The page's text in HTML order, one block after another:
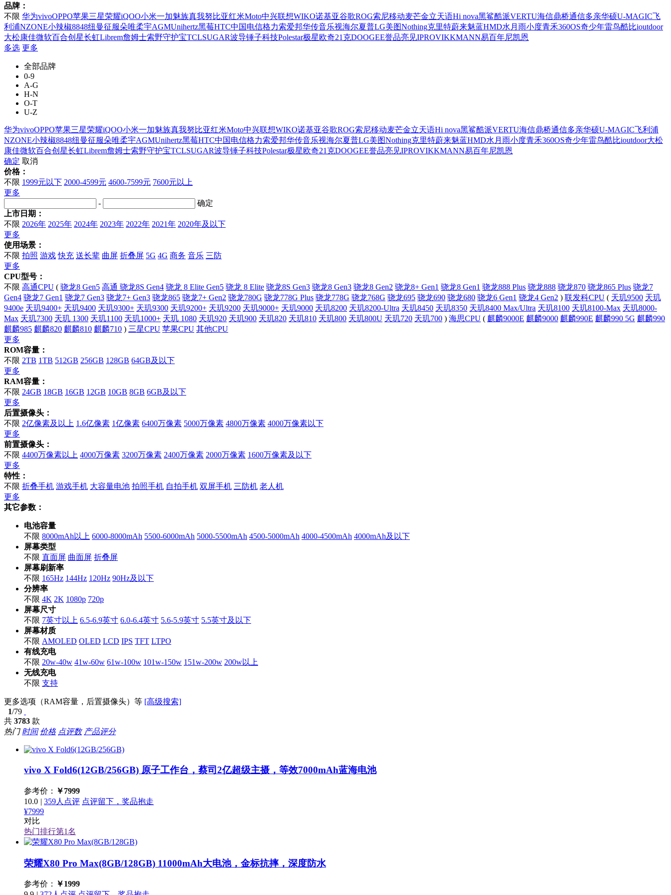
品牌：
不限 华为vivoOPPO苹果三星荣耀iQOO小米一加魅族真我努比亚红米Moto中兴联想WIKO诺基亚谷歌ROG索尼移动麦芒金立天语Hi nova黑鲨酷派VERTU海信鼎桥通信多亲华硕U-MAGIC飞
利浦NZONE小辣椒8848纽曼征服朵唯柔宇AGMUnihertz黑莓HTC中国电信格力索爱邦华传音乐视海尔夏普LG美图Nothing克里特蔚来魅蓝HMD水月雨小度青禾360OS奇少年雷鸟酷比ioutdoor
大松康佳微软百合创星长虹Librem詹姆士索野守护宝TCLSUGAR波导锤子科技Polestar极星欧奇21克DOOGEE誉品亮见IPROVIKKMANN易百年尼凯恩
多选 更多
全部品牌
0-9
A-G
H-N
O-T
U-Z
华为vivoOPPO苹果三星荣耀iQOO小米一加魅族真我努比亚红米Moto中兴联想WIKO诺基亚谷歌ROG索尼移动麦芒金立天语Hi nova黑鲨酷派VERTU海信鼎桥通信多亲华硕U-MAGIC飞利浦
NZONE小辣椒8848纽曼征服朵唯柔宇AGMUnihertz黑莓HTC中国电信格力索爱邦华传音乐视海尔夏普LG美图Nothing克里特蔚来魅蓝HMD水月雨小度青禾360OS奇少年雷鸟酷比ioutdoor大松
康佳微软百合创星长虹Librem詹姆士索野守护宝TCLSUGAR波导锤子科技Polestar极星欧奇21克DOOGEE誉品亮见IPROVIKKMANN易百年尼凯恩
确定 取消
价格：
不限 1999元以下 2000-4599元 4600-7599元 7600元以上
更多
-
确定
上市日期：
不限 2026年 2025年 2024年 2023年 2022年 2021年 2020年及以下
更多
使用场景：
不限 拍照 游戏 快充 送长辈 曲屏 折叠屏 5G 4G 商务 音乐 三防
更多
CPU型号：
不限 高通CPU ( 骁龙8 Gen5 高通 骁龙8S Gen4 骁龙 8 Elite Gen5 骁龙 8 Elite 骁龙8S Gen3 骁龙8 Gen3 骁龙8 Gen2 骁龙8+ Gen1 骁龙8 Gen1 骁龙888 Plus 骁龙888 骁龙870 骁龙865 Plus 骁龙7
Gen4 骁龙7 Gen1 骁龙7 Gen3 骁龙7+ Gen3 骁龙865 骁龙7+ Gen2 骁龙780G 骁龙778G Plus 骁龙778G 骁龙768G 骁龙695 骁龙690 骁龙680 骁龙6 Gen1 骁龙4 Gen2 ) 联发科CPU ( 天玑9500 天玑
9400e 天玑9400+ 天玑9400 天玑9300+ 天玑9300 天玑9200+ 天玑9200 天玑9000+ 天玑9000 天玑8200 天玑8200-Ultra 天玑8450 天玑8350 天玑8400 Max/Ultra 天玑8100 天玑8100-Max 天玑8000-
Max 天玑7300 天玑 1300 天玑1100 天玑1000+ 天玑 1080 天玑920 天玑900 天玑820 天玑810 天玑800 天玑800U 天玑720 天玑700 ) 海思CPU ( 麒麟9000E 麒麟9000 麒麟990E 麒麟990 5G 麒麟990
麒麟985 麒麟820 麒麟810 麒麟710 ) 三星CPU 苹果CPU 其他CPU
更多
ROM容量：
不限 2TB 1TB 512GB 256GB 128GB 64GB及以下
更多
RAM容量：
不限 24GB 18GB 16GB 12GB 10GB 8GB 6GB及以下
更多
后置摄像头：
不限 2亿像素及以上 1.6亿像素 1亿像素 6400万像素 5000万像素 4800万像素 4000万像素以下
更多
前置摄像头：
不限 4400万像素以上 4000万像素 3200万像素 2400万像素 2000万像素 1600万像素及以下
更多
特性：
不限 折叠手机 游戏手机 大容量电池 拍照手机 自拍手机 双屏手机 三防机 老人机
更多
其它参数：
电池容量
不限 8000mAh以上 6000-8000mAh 5500-6000mAh 5000-5500mAh 4500-5000mAh 4000-4500mAh 4000mAh及以下
屏幕类型
不限 直面屏 曲面屏 折叠屏
屏幕刷新率
不限 165Hz 144Hz 120Hz 90Hz及以下
分辨率
不限 4K 2K 1080p 720p
屏幕尺寸
不限 7英寸以上 6.5-6.9英寸 6.0-6.4英寸 5.6-5.9英寸 5.5英寸及以下
屏幕材质
不限 AMOLED OLED LCD IPS TFT LTPO
有线充电
不限 20w-40w 41w-60w 61w-100w 101w-150w 151w-200w 200w以上
无线充电
不限 支持
更多选项（RAM容量，后置摄像头）等 [高级搜索]
1/79
共 3783 款
热门 时间 价格 点评数 产品评分
vivo X Fold6(12GB/256GB) 原子工作台，蔡司2亿超级主摄，等效7000mAh蓝海电池
参考价： ￥7999
10.0 | 359人点评 点评留下，奖品抱走
¥7999
对比
热门排行第1名
荣耀X80 Pro Max(8GB/128GB) 11000mAh大电池，金标抗摔，深度防水
参考价： ￥1999